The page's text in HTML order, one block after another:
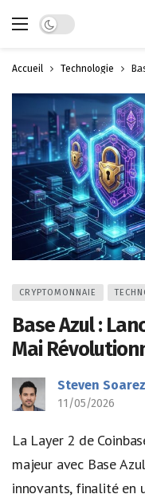
Dark mode
Accueil Technologie
CRYPTOMONNAIE
Base Azul :
Mai
Steven Soarez
11/05/2026
La Layer 2 de
majeur avec Base
innovants, finalité en